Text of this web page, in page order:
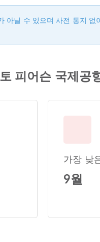
아닐 수 있으며 사전 통지
피어슨 국제공
가장 낮
9월